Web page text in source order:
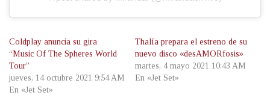
Coldplay anuncia su gira
“Music Of The Spheres World
Tour”
jueves, 14 octubre 2021 9:54 AM
En «Jet Set»
Thalía prepara el estreno de su
nuevo disco «desAMORfosis»
martes, 4 mayo 2021 10:43 AM
En «Jet Set»